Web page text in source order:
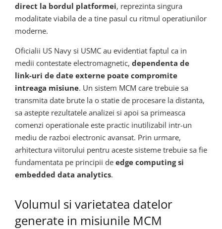
direct la bordul platformei, reprezinta singura
modalitate viabila de a tine pasul cu ritmul operatiunilor
moderne.
Oficialii US Navy si USMC au evidentiat faptul ca in
medii contestate electromagnetic, dependenta de
link-uri de date externe poate compromite
intreaga misiune. Un sistem MCM care trebuie sa
transmita date brute la o statie de procesare la distanta,
sa astepte rezultatele analizei si apoi sa primeasca
comenzi operationale este practic inutilizabil intr-un
mediu de razboi electronic avansat. Prin urmare,
arhitectura viitorului pentru aceste sisteme trebuie sa fie
fundamentata pe principii de edge computing si
embedded data analytics.
Volumul si varietatea datelor
generate in misiunile MCM